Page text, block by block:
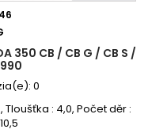
350 CB / CB G / CB S /
0
Tloušťka : 4,0, Počet děr :